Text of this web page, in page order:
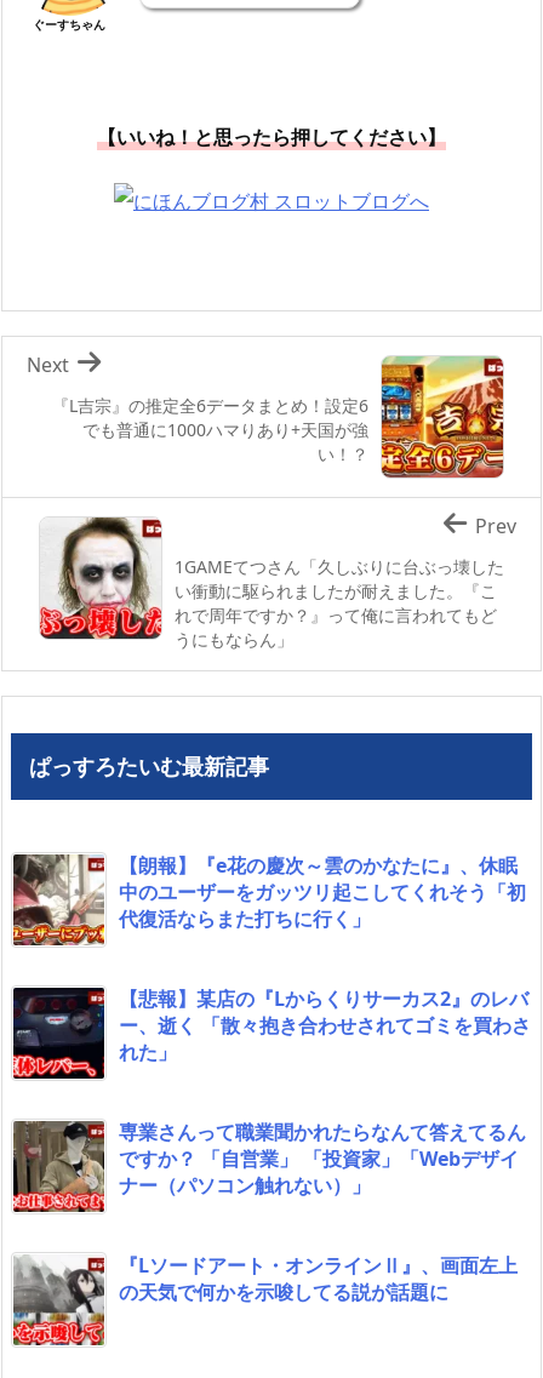
ぐーすちゃん
【いいね！と思ったら押してください】
『L吉宗』の推定全6データまとめ！設定6
でも普通に1000ハマりあり+天国が強
い！？
Next
1GAMEてつさん「久しぶりに台ぶっ壊した
い衝動に駆られましたが耐えました。『こ
れで周年ですか？』って俺に言われてもど
うにもならん」
Prev
ぱっすろたいむ最新記事
【朗報】『e花の慶次～雲のかなたに』、休眠
中のユーザーをガッツリ起こしてくれそう「初
代復活ならまた打ちに行く」
【悲報】某店の『Lからくりサーカス2』のレバ
ー、逝く 「散々抱き合わせされてゴミを買わさ
れた」
専業さんって職業聞かれたらなんて答えてるん
ですか？ 「自営業」 「投資家」「Webデザイ
ナー（パソコン触れない）」
『Lソードアート・オンラインⅡ』、画面左上
の天気で何かを示唆してる説が話題に